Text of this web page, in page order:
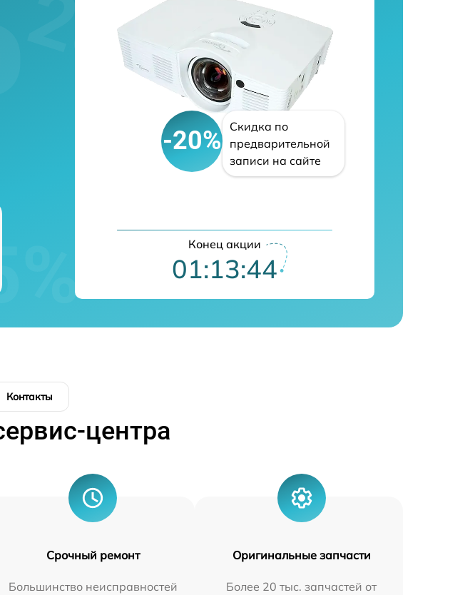
-20%
Скидка по
предварительной
записи на сайте
Конец акции
01:13:43
Контакты
центра
Срочный ремонт
Большинство неисправностей
Оригинальные запчасти
Более 20 тыс. запчастей от